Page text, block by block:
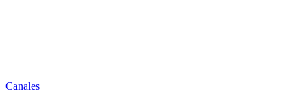
Canales